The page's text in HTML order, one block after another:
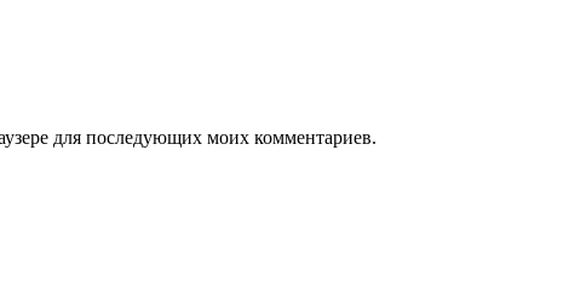
для последующих моих комментариев.